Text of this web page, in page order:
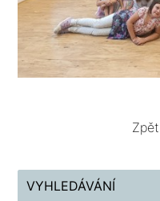
VYHLEDÁVÁNÍ